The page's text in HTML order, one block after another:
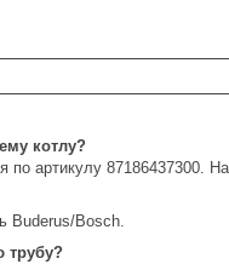
котлу?
по артикулу 87186437300.
Buderus/Bosch.
трубу?